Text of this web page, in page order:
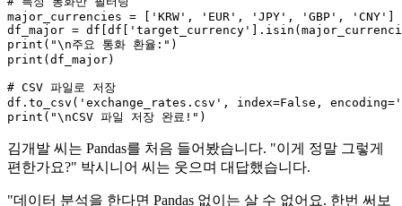
major_currencies = [
'KRW' , 'EUR' , 'JPY' , 'GBP' , 'CNY'
df_major = df[df[
'target_currency'
print ( "\n주요 통화 환율:"
print (df_major)
# CSV 파일로 저장
df.to_csv( 'exchange_rates.csv' , index=False , encoding=
print ( "\nCSV 파일 저장 완료!"
김개발 씨는 Pandas를 처음 들어봤습니다. "이게 정말 그렇게
편한가요?" 박시니어 씨는 웃으며 대답했습니다.
"데이터 분석을 한다면 Pandas 없이는 살 수 없어요. 한번 써보